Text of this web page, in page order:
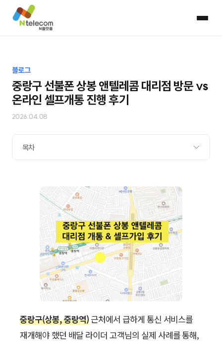
블로그
중랑구 선불폰 상봉 앤텔레콤 대리점 방문 vs
온라인 셀프개통 진행 후기
2026.04.08
목차
중랑구(상봉, 중랑역)근처에서 급하게 통신 서비스를
재개해야 했던 배달 라이더 고객님의 실제 사례를 통해,